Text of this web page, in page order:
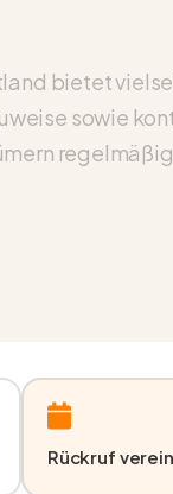
bietet
sowie
Rückruf